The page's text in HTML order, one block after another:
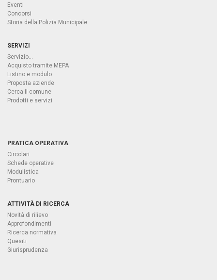
Eventi
Concorsi
Storia della Polizia Municipale
SERVIZI
Servizio...
Acquisto tramite MEPA
Listino e modulo
Proposta aziende
Cerca il comune
Prodotti e servizi
PRATICA OPERATIVA
Circolari
Schede operative
Modulistica
Prontuario
ATTIVITÀ DI RICERCA
Novità di rilievo
Approfondimenti
Ricerca normativa
Quesiti
Giurisprudenza